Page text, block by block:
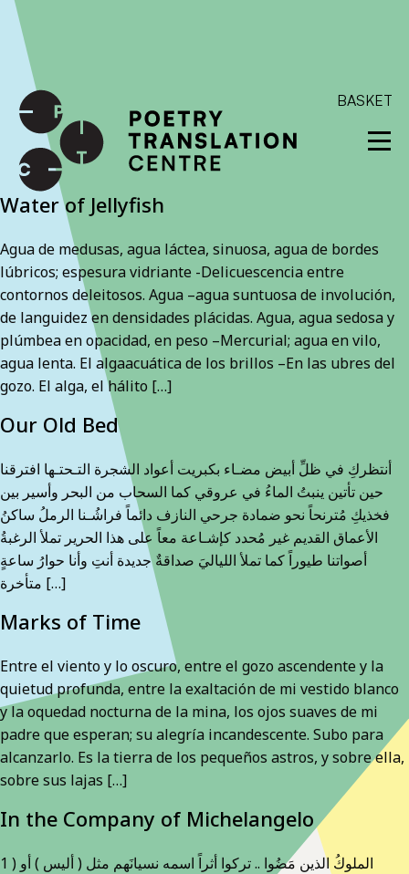
International shipping available - enter your address at
checkout to calculate the rate
SKIP TO CONTENT
BASKET
Water of Jellyfish
Agua de medusas, agua láctea, sinuosa, agua de bordes
lúbricos; espesura vidriante -Delicuescencia entre
contornos deleitosos. Agua –agua suntuosa de involución,
de languidez en densidades plácidas. Agua, agua sedosa y
plúmbea en opacidad, en peso –Mercurial; agua en vilo,
agua lenta. El algaacuática de los brillos –En las ubres del
gozo. El alga, el hálito […]
Our Old Bed
أنتظركِ في ظلِّ أبيض مضـاء بكبريت أعواد الشجرة التـحتـها افترقنا
حين تأتين ينبتُ الماءُ في عروقي كما السحاب من البحر وأسير بين
فخذيكِ مُترنحاً نحو ضمادة جرحي النازف دائماً فراشُـنا الرملُ ساكنُ
الأعماق القديم غير مُحدد كإشـاعة معاً على هذا الحرير تملأ الرغبةُ
أصواتنا طيوراً كما تملأ اللياليَ صداقةٌ جديدة أنتِ وأنا حوارُ ساعةٍ
متأخرة […]
Marks of Time
Entre el viento y lo oscuro, entre el gozo ascendente y la
quietud profunda, entre la exaltación de mi vestido blanco
y la oquedad nocturna de la mina, los ojos suaves de mi
padre que esperan; su alegría incandescente. Subo para
alcanzarlo. Es la tierra de los pequeños astros, y sobre ella,
sobre sus lajas […]
In the Company of Michelangelo
1 الملوكُ الذين مَضُوا .. تركوا أثراً اسمه نسيانَهم مثل ( أليس ) أو (